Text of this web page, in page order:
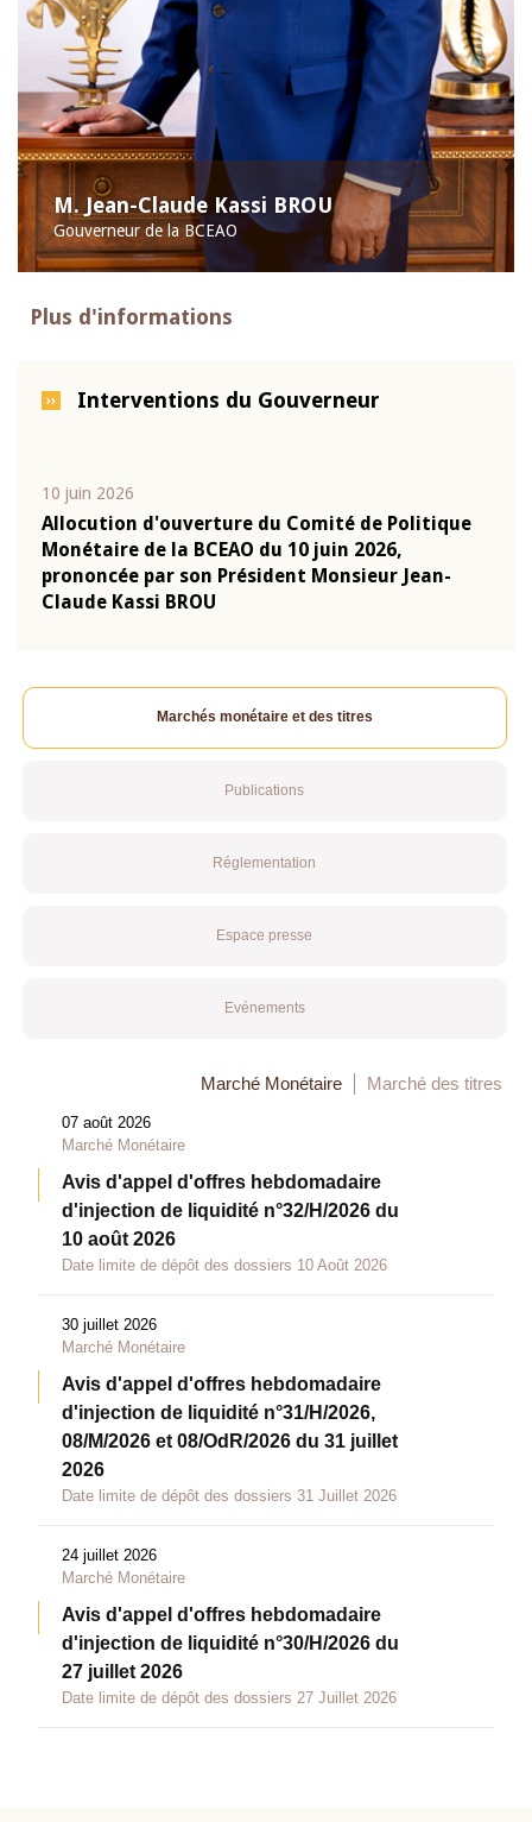
M. Jean-Claude Kassi BROU
Gouverneur de la BCEAO
Plus d'informations
Interventions du Gouverneur
10 juin 2026
Allocution d'ouverture du Comité de Politique
Monétaire de la BCEAO du 10 juin 2026,
prononcée par son Président Monsieur Jean-
Claude Kassi BROU
Marchés monétaire et des titres
Publications
Réglementation
Espace presse
Evénements
Marché Monétaire Marché des titres
07 août 2026
Marché Monétaire
Avis d'appel d'offres hebdomadaire
d'injection de liquidité n°32/H/2026 du
10 août 2026
Date limite de dépôt des dossiers 10 Août 2026
30 juillet 2026
Marché Monétaire
Avis d'appel d'offres hebdomadaire
d'injection de liquidité n°31/H/2026,
08/M/2026 et 08/OdR/2026 du 31 juillet
2026
Date limite de dépôt des dossiers 31 Juillet 2026
24 juillet 2026
Marché Monétaire
Avis d'appel d'offres hebdomadaire
d'injection de liquidité n°30/H/2026 du
27 juillet 2026
Date limite de dépôt des dossiers 27 Juillet 2026